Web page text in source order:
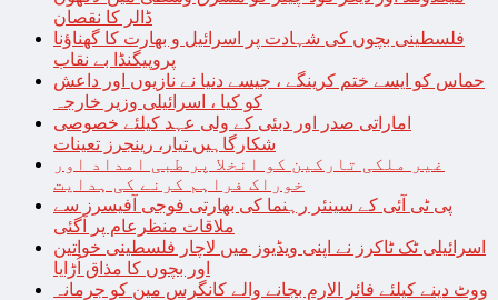
ڈالر کا نقصان
فلسطینی بچوں کی شہادت پر اسرائیل و بھارت کا گھناؤنا
پروپیگنڈا بے نقاب
حماس کو ایسے ختم کرینگے ، جیسے دنیا نے نازیوں اور داعش
کو کیا ، اسرائیلی وزیر خارجہ
اماراتی صدر اور دبئی کے ولی عہد کیلئے خصوصی
شکارگاہیں تیار، رینجرز تعینات
غیر ملکی تارکین کو انخلا پر طبی امداد اور
خوراک فراہم کرنے کی ہدایت
پی ٹی آئی کے سینئر رہنما کی بھارتی فوجی آفیسرز سے
ملاقات منظرعام پر آگئی
اسرائیلی ٹک ٹاکرز نے اپنی ویڈیوز میں لاچار فلسطینی خواتین
اور بچوں کا مذاق اُڑایا
ووٹ دینے کیلئے فائر الارم بجانے والے کانگرس مین کو جرمانہ